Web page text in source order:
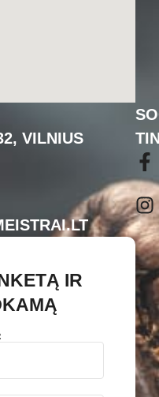
VILNIUS
IR